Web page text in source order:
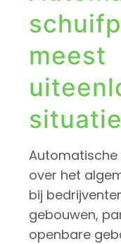
meest
over het
bij
gebouwen,
openbare